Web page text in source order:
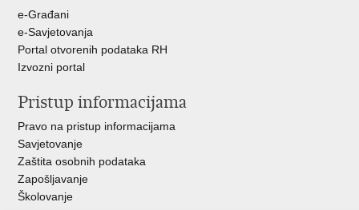
e-Građani
e-Savjetovanja
Portal otvorenih podataka RH
Izvozni portal
Pristup informacijama
Pravo na pristup informacijama
Savjetovanje
Zaštita osobnih podataka
Zapošljavanje
Školovanje